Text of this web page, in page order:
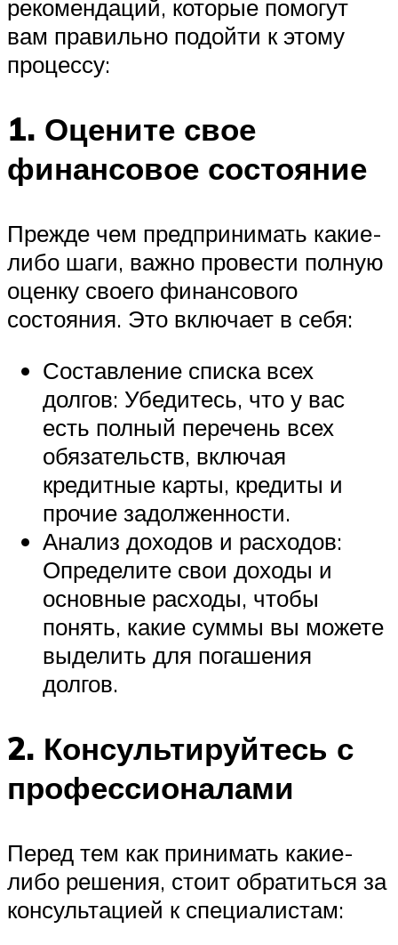
рекомендаций, которые помогут
вам правильно подойти к этому
процессу:
1. Оцените свое
финансовое состояние
Прежде чем предпринимать какие-
либо шаги, важно провести полную
оценку своего финансового
состояния. Это включает в себя:
Составление списка всех
долгов: Убедитесь, что у вас
есть полный перечень всех
обязательств, включая
кредитные карты, кредиты и
прочие задолженности.
Анализ доходов и расходов:
Определите свои доходы и
основные расходы, чтобы
понять, какие суммы вы можете
выделить для погашения
долгов.
2. Консультируйтесь с
профессионалами
Перед тем как принимать какие-
либо решения, стоит обратиться за
консультацией к специалистам: